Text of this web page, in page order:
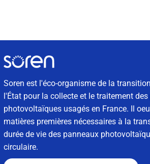
Soren est l'éco-organisme de la
l'État pour la collecte et le traitement
photovoltaïques usagés en France. Il
matières premières nécessaires à la
durée de vie des panneaux
circulaire.